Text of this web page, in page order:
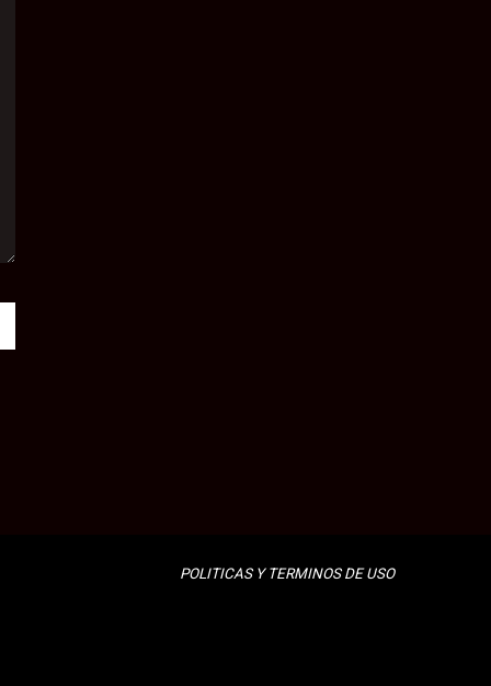
POLITICAS Y TERMINOS DE USO